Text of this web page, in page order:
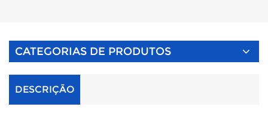
CATEGORIAS DE PRODUTOS
DESCRIÇÃO